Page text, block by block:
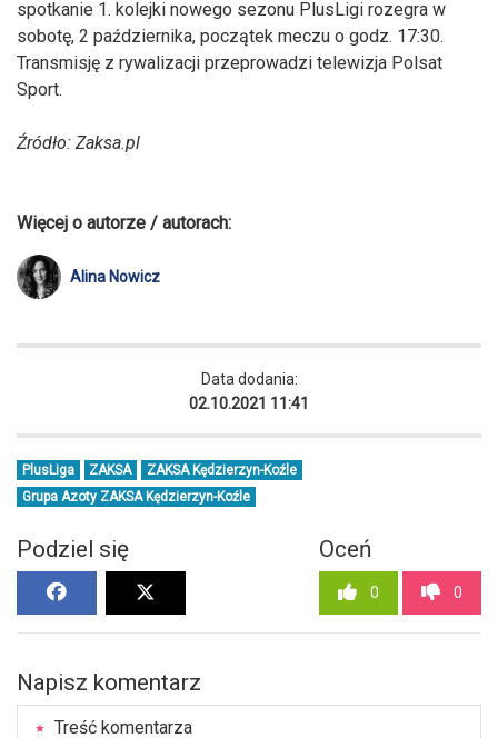
spotkanie 1. kolejki nowego sezonu PlusLigi rozegra w
sobotę, 2 października, początek meczu o godz. 17:30.
Transmisję z rywalizacji przeprowadzi telewizja Polsat
Sport.
Źródło: Zaksa.pl
Więcej o autorze / autorach:
Alina Nowicz
Data dodania:
02.10.2021 11:41
PlusLiga ZAKSA
ZAKSA Kędzierzyn-Koźle
Grupa Azoty ZAKSA Kędzierzyn-Koźle
Podziel się Oceń
0 0
Napisz komentarz
Treść komentarza